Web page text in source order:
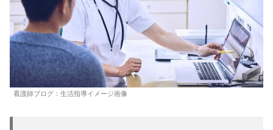
看護師ブログ：生活指導イメージ画像